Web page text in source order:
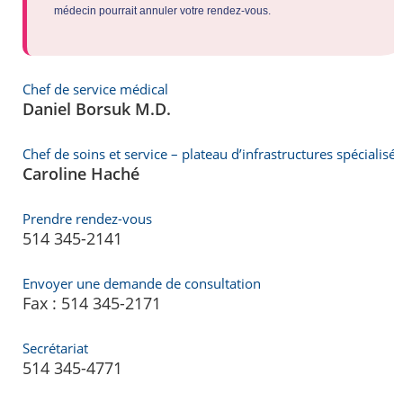
médecin pourrait annuler votre rendez-vous.
Chef de service médical
Daniel Borsuk M.D.
Chef de soins et service – plateau d’infrastructures
Caroline Haché
Prendre rendez-vous
514 345-2141
Envoyer une demande de consultation
Fax : 514 345-2171
Secrétariat
514 345-4771